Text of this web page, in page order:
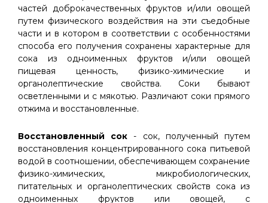
частей доброкачественных фруктов и/или овощей
путем физического воздействия на эти съедобные
части и в котором в соответствии с особенностями
способа его получения сохранены характерные для
сока из одноименных фруктов и/или овощей
пищевая ценность, физико-химические и
органолептические свойства. Соки бывают
осветленными и с мякотью. Различают соки прямого
отжима и восстановленные.
Восстановленный сок - сок, полученный путем
восстановления концентрированного сока питьевой
водой в соотношении, обеспечивающем сохранение
физико-химических, микробиологических,
питательных и органолептических свойств сока из
одноименных фруктов или овощей, с